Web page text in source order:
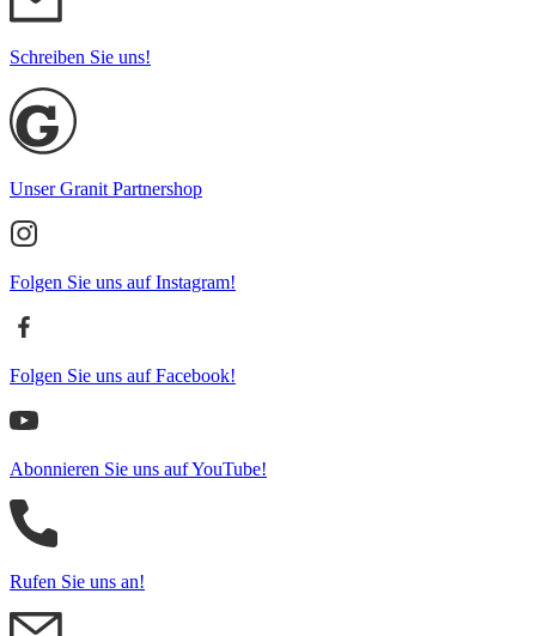
Schreiben Sie uns!
Unser Granit Partnershop
Folgen Sie uns auf Instagram!
Folgen Sie uns auf Facebook!
Abonnieren Sie uns auf YouTube!
Rufen Sie uns an!